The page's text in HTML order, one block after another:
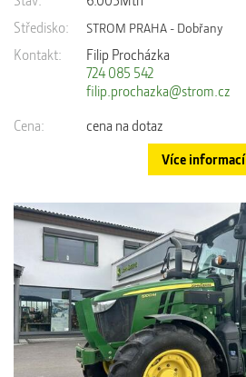
Středisko:
STROM PRAHA - Dobřany
Kontakt:
Filip Procházka
724 085 542
filip.prochazka@strom.cz
Cena:
cena na dotaz
Více informací